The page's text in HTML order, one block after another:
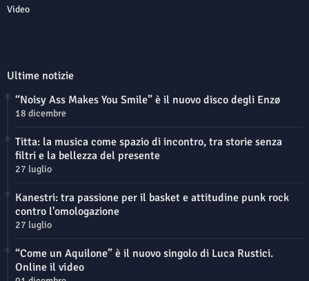
Video
Ultime notizie
“Noisy Ass Makes You Smile” è il nuovo disco degli Enzø
18 dicembre
Titta: la musica come spazio di incontro, tra storie senza
filtri e la bellezza del presente
27 luglio
Kanestri: tra passione per il basket e attitudine punk rock
contro l'omologazione
27 luglio
“Come un Aquilone” è il nuovo singolo di Luca Rustici.
Online il video